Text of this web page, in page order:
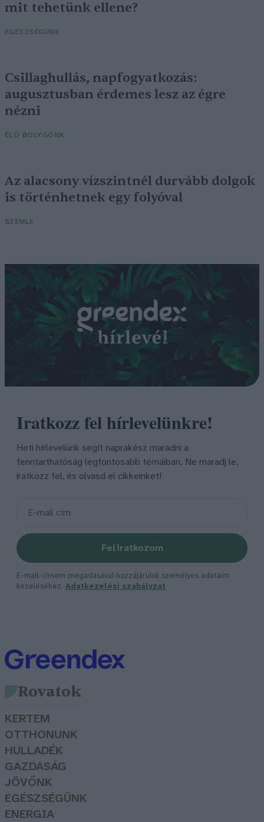
mit tehetünk ellene?
EGÉSZSÉGÜNK
Csillaghullás, napfogyatkozás:
augusztusban érdemes lesz az égre
nézni
ÉLŐ BOLYGÓNK
Az alacsony vízszintnél durvább dolgok
is történhetnek egy folyóval
SZEMLE
Iratkozz fel hírlevelünkre!
Heti hírlevelünk segít naprakész maradni a
fenntarthatóság legfontosabb témáiban. Ne maradj le,
iratkozz fel, és olvasd el cikkeinket!
Feliratkozom
E-mail-címem megadásával hozzájárulok személyes adataim
kezeléséhez. Adatkezelési szabályzat
Rovatok
KERTEM
OTTHONUNK
HULLADÉK
GAZDASÁG
JÖVŐNK
EGÉSZSÉGÜNK
ENERGIA